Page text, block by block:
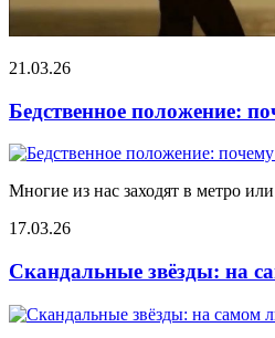
21.03.26
Бедственное положение:
Многие из нас заходят в метро
17.03.26
Скандальные звёзды: на